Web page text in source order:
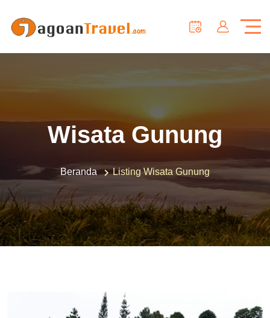
Wisata Gunung
Beranda Listing Wisata Gunung